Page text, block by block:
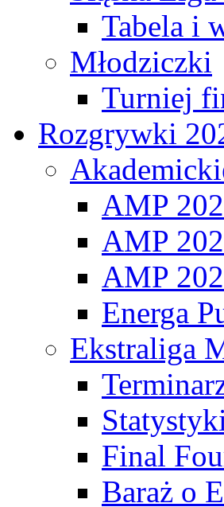
Tabela i
Młodziczki
Turniej
Rozgrywki
AMP
AMP
AMP
Energa
Ekstraliga
Final
Baraż o